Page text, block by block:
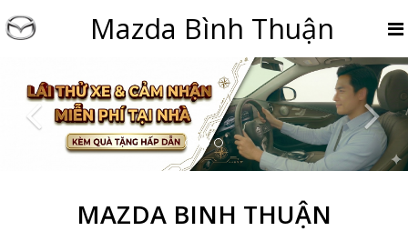
Mazda Bình Thuận
MAZDA BINH THUẬN